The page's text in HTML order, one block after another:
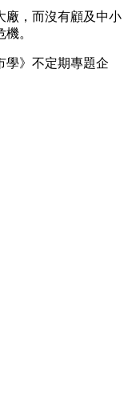
廠，而沒有顧及中小
。
學》不定期專題企